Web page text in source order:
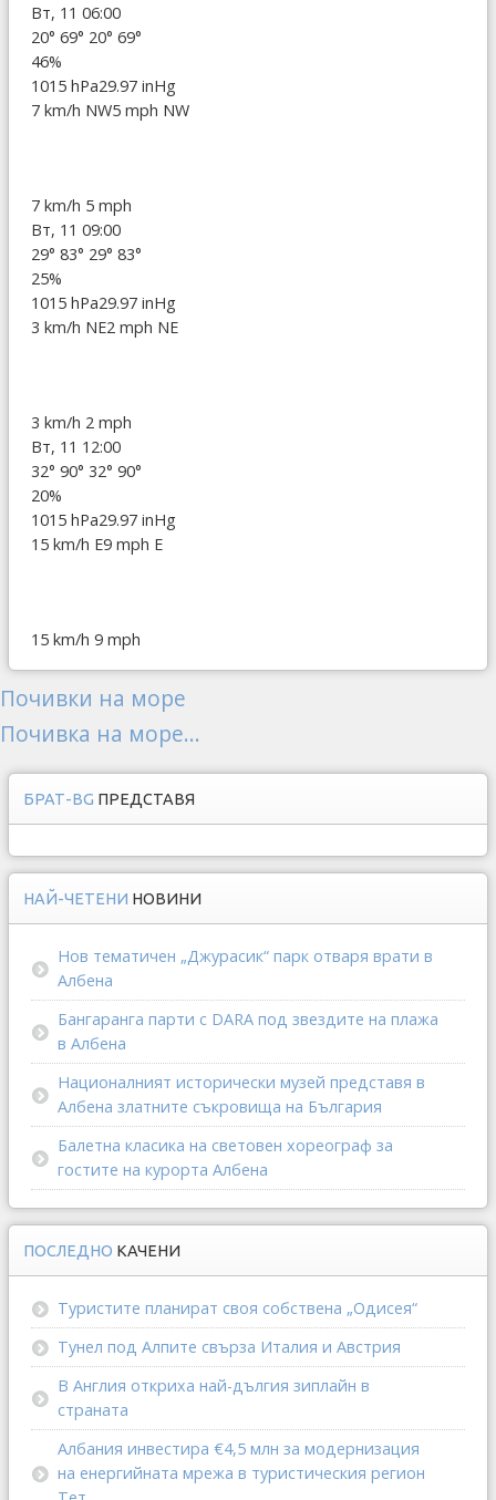
Вт, 11 06:00
20° 69° 20° 69°
46%
1015 hPa29.97 inHg
7 km/h NW5 mph NW
7 km/h 5 mph
Вт, 11 09:00
29° 83° 29° 83°
25%
1015 hPa29.97 inHg
3 km/h NE2 mph NE
3 km/h 2 mph
Вт, 11 12:00
32° 90° 32° 90°
20%
1015 hPa29.97 inHg
15 km/h E9 mph E
15 km/h 9 mph
Почивки на море
Почивка на море...
БРАТ-BG ПРЕДСТАВЯ
НАЙ-ЧЕТЕНИ НОВИНИ
Нов тематичен „Джурасик“ парк отваря врати в
Албена
Бангаранга парти с DARA под звездите на плажа
в Албена
Националният исторически музей представя в
Албена златните съкровища на България
Балетна класика на световен хореограф за
гостите на курорта Албена
ПОСЛЕДНО КАЧЕНИ
Туристите планират своя собствена „Одисея“
Тунел под Алпите свърза Италия и Австрия
В Англия откриха най-дългия зиплайн в
страната
Албания инвестира €4,5 млн за модернизация
на енергийната мрежа в туристическия регион